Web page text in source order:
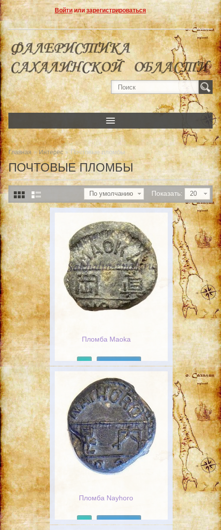
Войтиили зарегистрироваться
Главная » Интерес» Почтовые пломбы
ПОЧТОВЫЕ ПЛОМБЫ
Показать: 20
По умолчанию
Пломба Maoka
Пломба Nayhoro